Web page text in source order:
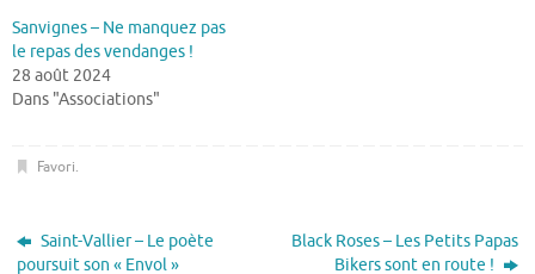
Sanvignes – Ne manquez pas
le repas des vendanges !
28 août 2024
Dans "Associations"
Favori.
Saint-Vallier – Le poète
poursuit son « Envol »
Black Roses – Les Petits Papas
Bikers sont en route !